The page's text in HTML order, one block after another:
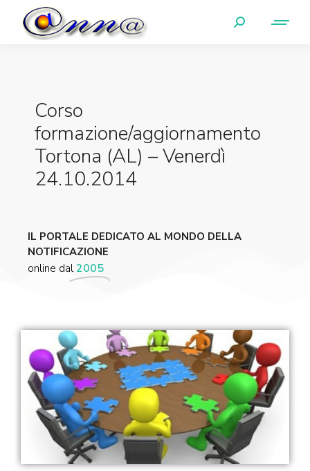
Corso
formazione/aggiornamento
Tortona (AL) – Venerdì
24.10.2014
IL PORTALE DEDICATO AL MONDO DELLA
NOTIFICAZIONE
online dal2005